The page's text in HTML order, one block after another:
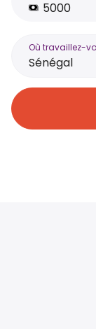
Où travaillez-
Sénégal